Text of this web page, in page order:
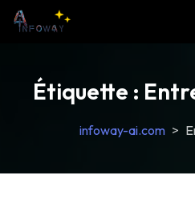
Étiquette :
infoway-ai.com >